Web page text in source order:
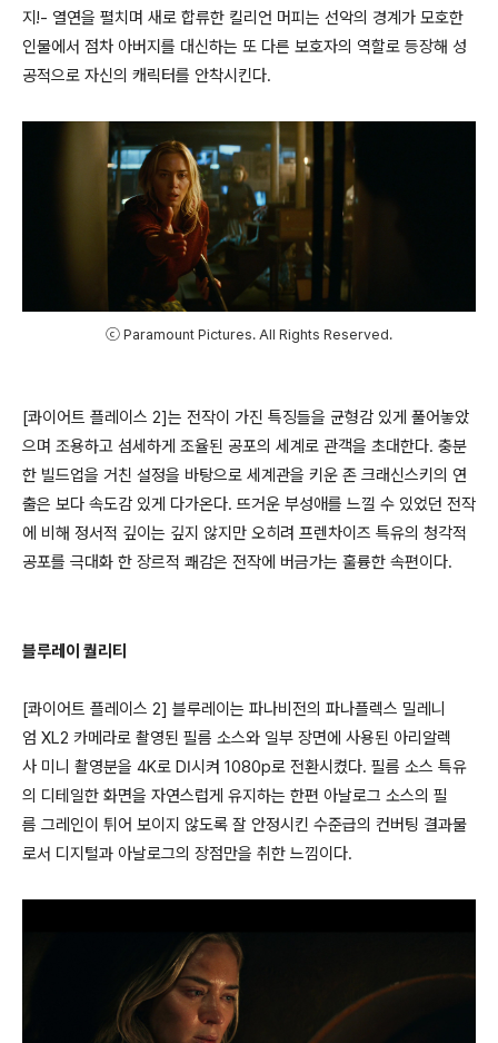
지!- 열연을 펼치며 새로 합류한 킬리언 머피는 선악의 경계가 모호한
인물에서 점차 아버지를 대신하는 또 다른 보호자의 역할로 등장해 성
공적으로 자신의 캐릭터를 안착시킨다.
ⓒ Paramount Pictures. All Rights Reserved.
[콰이어트 플레이스 2]는 전작이 가진 특징들을 균형감 있게 풀어놓았
으며 조용하고 섬세하게 조율된 공포의 세계로 관객을 초대한다. 충분
한 빌드업을 거친 설정을 바탕으로 세계관을 키운 존 크래신스키의 연
출은 보다 속도감 있게 다가온다. 뜨거운 부성애를 느낄 수 있었던 전작
에 비해 정서적 깊이는 깊지 않지만 오히려 프렌차이즈 특유의 청각적
공포를 극대화 한 장르적 쾌감은 전작에 버금가는 훌륭한 속편이다.
블루레이 퀄리티
[콰이어트 플레이스 2] 블루레이는 파나비전의 파나플렉스 밀레니
엄 XL2 카메라로 촬영된 필름 소스와 일부 장면에 사용된 아리알렉
사 미니 촬영분을 4K로 DI시켜 1080p로 전환시켰다. 필름 소스 특유
의 디테일한 화면을 자연스럽게 유지하는 한편 아날로그 소스의 필
름 그레인이 튀어 보이지 않도록 잘 안정시킨 수준급의 컨버팅 결과물
로서 디지털과 아날로그의 장점만을 취한 느낌이다.